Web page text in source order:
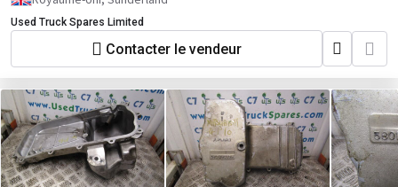
Used Truck Spares Limited
Contacter le vendeur